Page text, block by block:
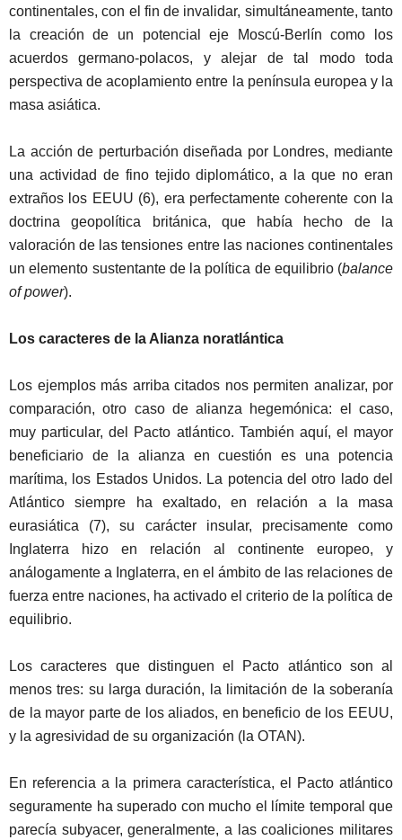
continentales, con el fin de invalidar, simultáneamente, tanto
la creación de un potencial eje Moscú-Berlín como los
acuerdos germano-polacos, y alejar de tal modo toda
perspectiva de acoplamiento entre la península europea y la
masa asiática.
La acción de perturbación diseñada por Londres, mediante
una actividad de fino tejido diplomático, a la que no eran
extraños los EEUU (6), era perfectamente coherente con la
doctrina geopolítica británica, que había hecho de la
valoración de las tensiones entre las naciones continentales
un elemento sustentante de la política de equilibrio (balance
of power).
Los caracteres de la Alianza noratlántica
Los ejemplos más arriba citados nos permiten analizar, por
comparación, otro caso de alianza hegemónica: el caso,
muy particular, del Pacto atlántico. También aquí, el mayor
beneficiario de la alianza en cuestión es una potencia
marítima, los Estados Unidos. La potencia del otro lado del
Atlántico siempre ha exaltado, en relación a la masa
eurasiática (7), su carácter insular, precisamente como
Inglaterra hizo en relación al continente europeo, y
análogamente a Inglaterra, en el ámbito de las relaciones de
fuerza entre naciones, ha activado el criterio de la política de
equilibrio.
Los caracteres que distinguen el Pacto atlántico son al
menos tres: su larga duración, la limitación de la soberanía
de la mayor parte de los aliados, en beneficio de los EEUU,
y la agresividad de su organización (la OTAN).
En referencia a la primera característica, el Pacto atlántico
seguramente ha superado con mucho el límite temporal que
parecía subyacer, generalmente, a las coaliciones militares